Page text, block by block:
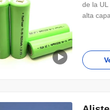
de la
alta